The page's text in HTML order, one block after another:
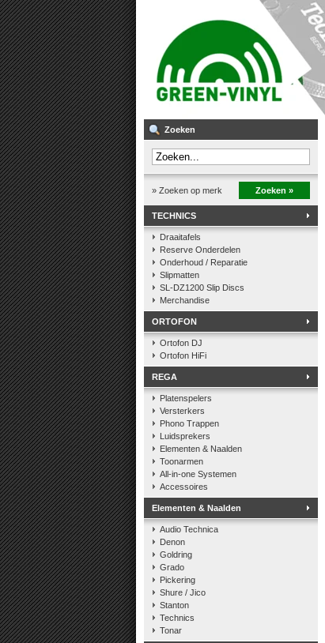
Zoeken
» Zoeken op merk Zoeken »
TECHNICS
Draaitafels
Reserve Onderdelen
Onderhoud / Reparatie
Slipmatten
SL-DZ1200 Slip Discs
Merchandise
ORTOFON
Ortofon DJ
Ortofon HiFi
REGA
Platenspelers
Versterkers
Phono Trappen
Luidsprekers
Elementen & Naalden
Toonarmen
All-in-one Systemen
Accessoires
Elementen & Naalden
Audio Technica
Denon
Goldring
Grado
Pickering
Shure / Jico
Stanton
Technics
Tonar